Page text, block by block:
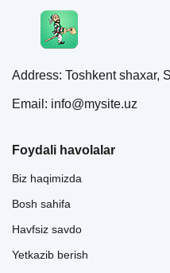
Address: Toshkent shaxar,
Email: info@mysite.uz
Foydali havolalar
Biz haqimizda
Bosh sahifa
Havfsiz savdo
Yetkazib berish